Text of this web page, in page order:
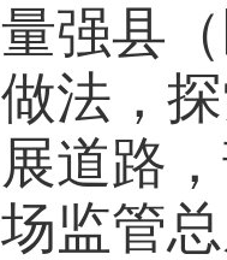
量强县 （
做法，
展道路
场监管